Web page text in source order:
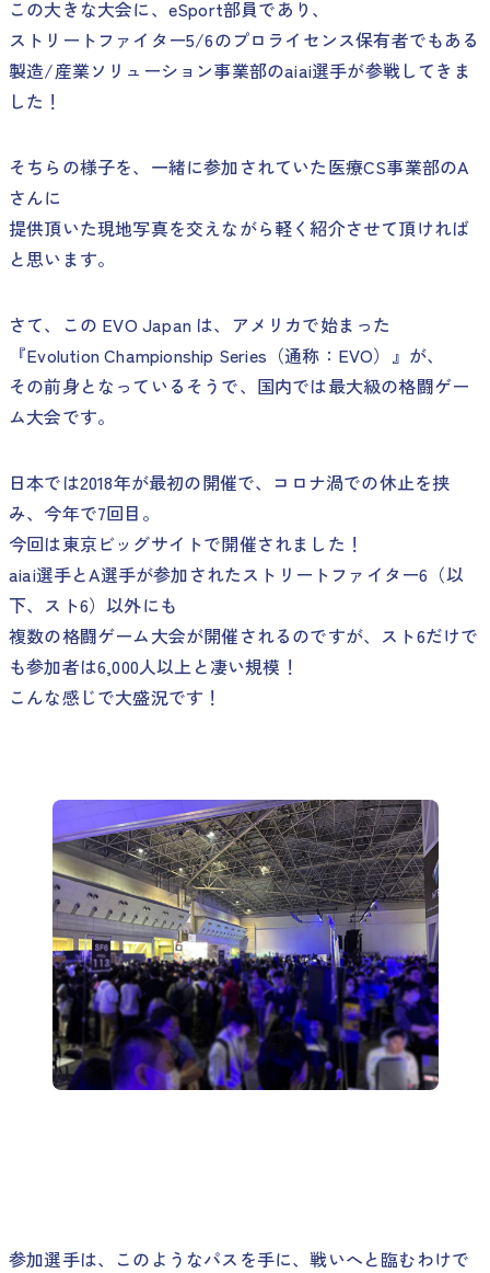
この大きな大会に、eSport部員であり、
ストリートファイター5/6のプロライセンス保有者でもある
製造/産業ソリューション事業部のaiai選手が参戦してきま
した！
そちらの様子を、一緒に参加されていた医療CS事業部のA
さんに
提供頂いた現地写真を交えながら軽く紹介させて頂ければ
と思います。
さて、この EVO Japan は、アメリカで始まった
『Evolution Championship Series（通称：EVO）』が、
その前身となっているそうで、国内では最大級の格闘ゲー
ム大会です。
日本では2018年が最初の開催で、コロナ渦での休止を挟
み、今年で7回目。
今回は東京ビッグサイトで開催されました！
aiai選手とA選手が参加されたストリートファイター6（以
下、スト6）以外にも
複数の格闘ゲーム大会が開催されるのですが、スト6だけで
も参加者は6,000人以上と凄い規模！
こんな感じで大盛況です！
参加選手は、このようなパスを手に、戦いへと臨むわけで